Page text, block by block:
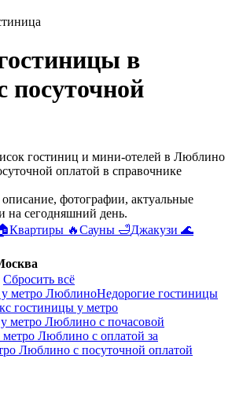
в
гостиниц и мини-отелей в Люблино
оплатой в справочнике
фотографии, актуальные
на сегодняшний день.
Квартиры 🔥Сауны 🛁Джакузи 🌊
Сбросить всё
метро ЛюблиноНедорогие гостиницы
гостиницы у метро
метро Люблино c почасовой
Люблино с оплатой за
Люблино c посуточной оплатой